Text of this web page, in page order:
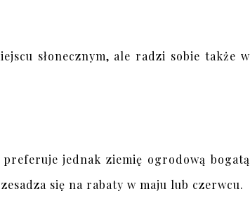
słonecznym, ale radzi sobie także w
jednak ziemię ogrodową bogatą
się na rabaty w maju lub czerwcu.